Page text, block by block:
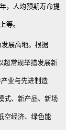
，人均预期寿命提
等。
展高地。根据
超常规举措发展新
业与先进制造
式、新产品、新场
空经济、绿色能